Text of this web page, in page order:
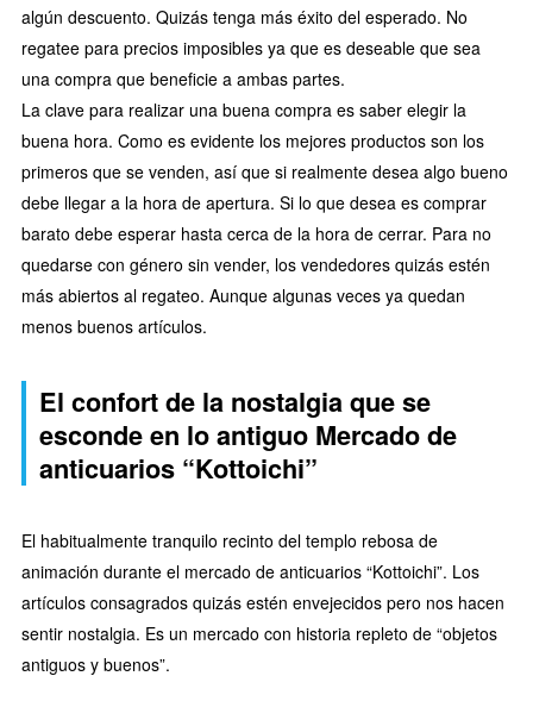
algún descuento. Quizás tenga más éxito del esperado. No
regatee para precios imposibles ya que es deseable que sea
una compra que beneficie a ambas partes.
La clave para realizar una buena compra es saber elegir la
buena hora. Como es evidente los mejores productos son los
primeros que se venden, así que si realmente desea algo bueno
debe llegar a la hora de apertura. Si lo que desea es comprar
barato debe esperar hasta cerca de la hora de cerrar. Para no
quedarse con género sin vender, los vendedores quizás estén
más abiertos al regateo. Aunque algunas veces ya quedan
menos buenos artículos.
El confort de la nostalgia que se
esconde en lo antiguo Mercado de
anticuarios “Kottoichi”
El habitualmente tranquilo recinto del templo rebosa de
animación durante el mercado de anticuarios “Kottoichi”. Los
artículos consagrados quizás estén envejecidos pero nos hacen
sentir nostalgia. Es un mercado con historia repleto de “objetos
antiguos y buenos”.